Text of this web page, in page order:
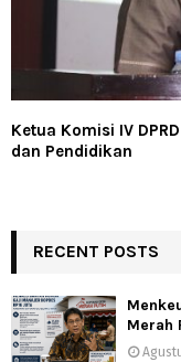
Ketua Komisi IV
dan Pendidikan
RECENT POSTS
Merah